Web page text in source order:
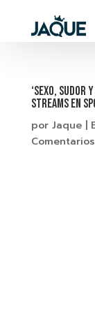
‘SEXO, SUDOR
STREAMS EN
por Jaque|
Comentarios